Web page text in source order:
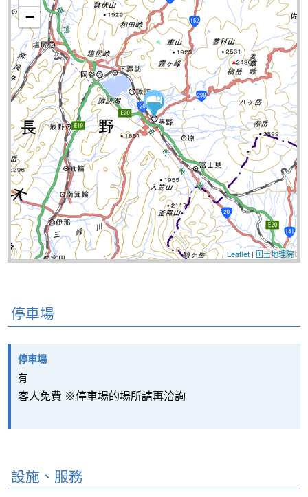
−
Leaflet| 国土地理院
停車場
停車場
有
客人免費 ※停車場的場所請再洽詢
設施、服務